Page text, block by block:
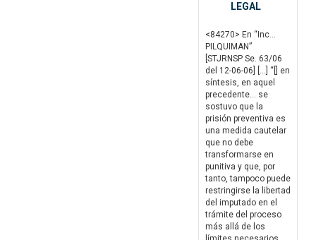
LEGAL
<84270> En “Inc…
PILQUIMAN”
[STJRNSP Se. 63/06
del 12-06-06] […] “[] en
síntesis, en aquel
precedente… se
sostuvo que la
prisión preventiva es
una medida cautelar
que no debe
transformarse en
punitiva y que, por
tanto, tampoco puede
restringirse la libertad
del imputado en el
trámite del proceso
más allá de los